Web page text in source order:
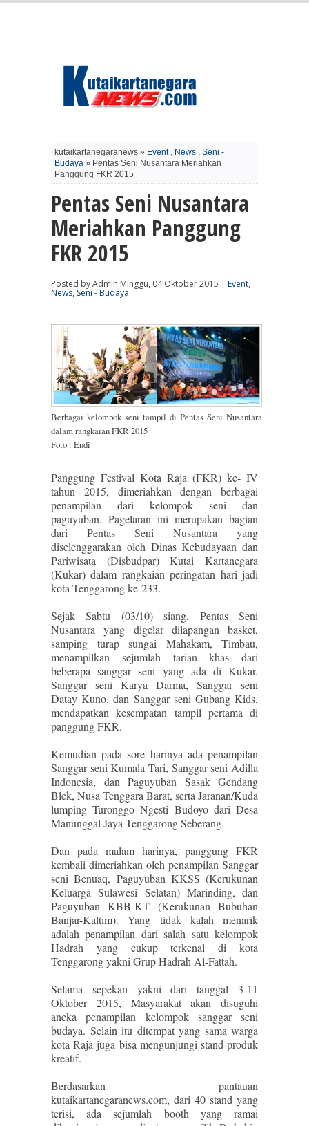
kutaikartanegaranews » Event, News , Seni -
Budaya » Pentas Seni Nusantara Meriahkan
Panggung FKR 2015
Pentas Seni Nusantara
Meriahkan Panggung
FKR 2015
Posted by Admin Minggu, 04 Oktober 2015 | Event,
News, Seni - Budaya
Berbagai kelompok seni tampil di Pentas Seni Nusantara
dalam rangkaian FKR 2015
Foto : Endi
Panggung Festival Kota Raja (FKR) ke- IV
tahun 2015, dimeriahkan dengan berbagai
penampilan dari kelompok seni dan
paguyuban. Pagelaran ini merupakan bagian
dari Pentas Seni Nusantara yang
diselenggarakan oleh Dinas Kebudayaan dan
Pariwisata (Disbudpar) Kutai Kartanegara
(Kukar) dalam rangkaian peringatan hari jadi
kota Tenggarong ke-233.
Sejak Sabtu (03/10) siang, Pentas Seni
Nusantara yang digelar dilapangan basket,
samping turap sungai Mahakam, Timbau,
menampilkan sejumlah tarian khas dari
beberapa sanggar seni yang ada di Kukar.
Sanggar seni Karya Darma, Sanggar seni
Datay Kuno, dan Sanggar seni Gubang Kids,
mendapatkan kesempatan tampil pertama di
panggung FKR.
Kemudian pada sore harinya ada penampilan
Sanggar seni Kumala Tari, Sanggar seni Adilla
Indonesia, dan Paguyuban Sasak Gendang
Blek, Nusa Tenggara Barat, serta Jaranan/Kuda
lumping Turonggo Ngesti Budoyo dari Desa
Manunggal Jaya Tenggarong Seberang.
Dan pada malam harinya, panggung FKR
kembali dimeriahkan oleh penampilan Sanggar
seni Benuaq, Paguyuban KKSS (Kerukunan
Keluarga Sulawesi Selatan) Marinding, dan
Paguyuban KBB-KT (Kerukunan Bubuhan
Banjar-Kaltim). Yang tidak kalah menarik
adalah penampilan dari salah satu kelompok
Hadrah yang cukup terkenal di kota
Tenggarong yakni Grup Hadrah Al-Fattah.
Selama sepekan yakni dari tanggal 3-11
Oktober 2015, Masyarakat akan disuguhi
aneka penampilan kelompok sanggar seni
budaya. Selain itu ditempat yang sama warga
kota Raja juga bisa mengunjungi stand produk
kreatif.
Berdasarkan pantauan
kutaikartanegaranews.com, dari 40 stand yang
terisi, ada sejumlah booth yang ramai